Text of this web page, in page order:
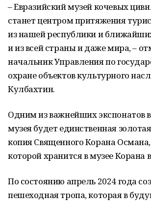
– Евразийский музей кочевых
станет центром притяжения
из нашей республики и
и из всей страны и даже мира, –
начальник Управления по
охране объектов культурного
Кулбахтин.
Одним из важнейших экспонатов
музея будет единственная
копия Священного Корана
которой хранится в музее Корана
По состоянию апрель 2024 года
пешеходная тропа, которая в